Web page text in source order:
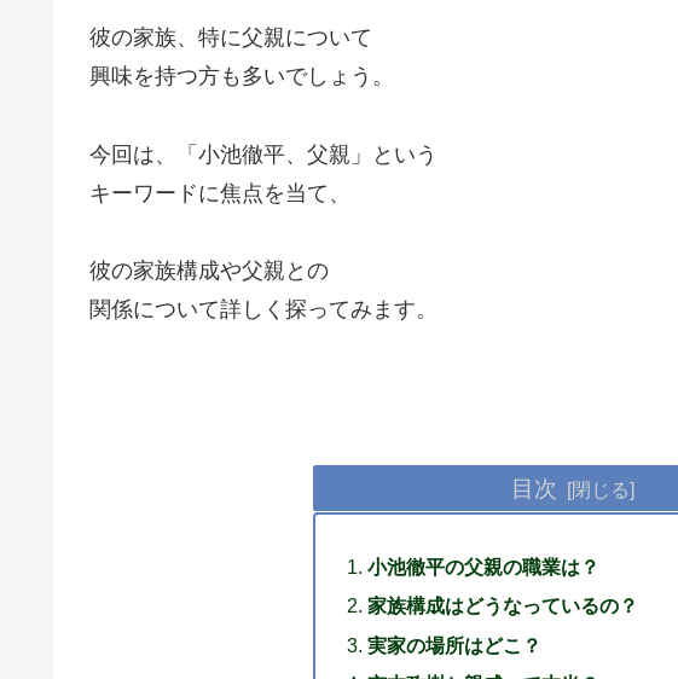
彼の家族、特に父親について
興味を持つ方も多いでしょう。
今回は、「小池徹平、父親」という
キーワードに焦点を当て、
彼の家族構成や父親との
関係について詳しく探ってみます。
目次
小池徹平の父親の職業は？
家族構成はどうなっているの？
実家の場所はどこ？